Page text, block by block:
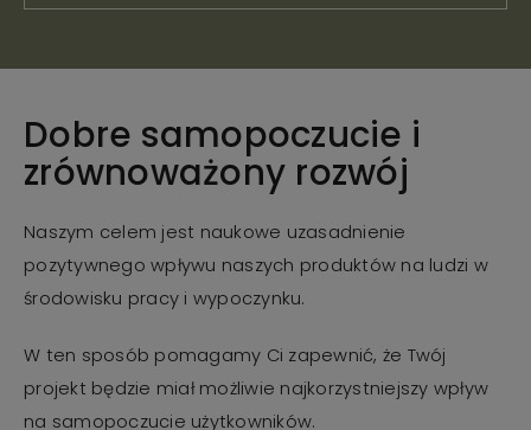
Dobre samopoczucie i
zrównoważony rozwój
Naszym celem jest naukowe uzasadnienie
pozytywnego wpływu naszych produktów na ludzi w
środowisku pracy i wypoczynku.
W ten sposób pomagamy Ci zapewnić, że Twój
projekt będzie miał możliwie najkorzystniejszy wpływ
na samopoczucie użytkowników.